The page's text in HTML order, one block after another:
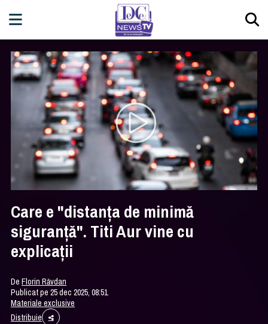
Care e "distanţa de minimă
siguranţă". Titi Aur vine cu
explicaţii
DeFlorin Răvdan
Publicat pe 25 dec 2025, 08:51
Materiale exclusive
Distribuie